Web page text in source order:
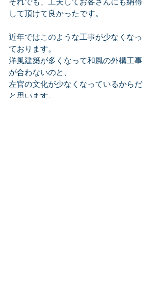
して頂けて良かったです。
近年ではこのような工事が少なくなっ
ております。
洋風建築が多くなって和風の外構工事
が合わないのと、
左官の文化が少なくなっているからだ
と思います。